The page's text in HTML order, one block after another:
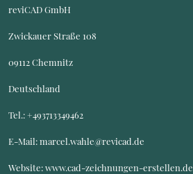
reviCAD GmbH
Zwickauer Straße 108
09112 Chemnitz
Deutschland
Tel.: +493713349462
E-Mail: marcel.wahle@revicad.de
Website: www.cad-zeichnungen-erstellen.de